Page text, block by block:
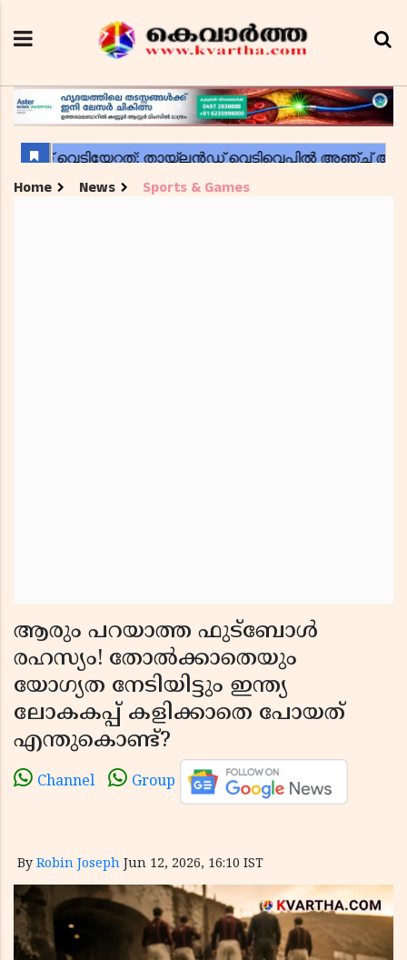
Home News Sports & Games
ആരും പറയാത്ത ഫുട്ബോൾ
രഹസ്യം! തോൽക്കാതെയും
യോഗ്യത നേടിയിട്ടും ഇന്ത്യ
ലോകകപ്പ് കളിക്കാതെ പോയത്
എന്തുകൊണ്ട്?
Channel Group
By Robin Joseph Jun 12, 2026, 16:10 IST